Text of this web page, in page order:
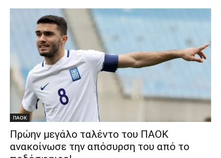
ΠΑΟΚ
Πρώην μεγάλο ταλέντο του ΠΑΟΚ
ανακοίνωσε την απόσυρση του από το